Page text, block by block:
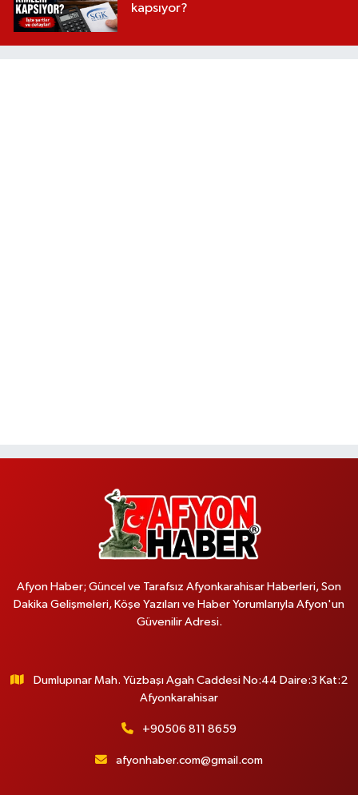
kapsıyor?
Afyon Haber; Güncel ve Tarafsız Afyonkarahisar Haberleri, Son
Dakika Gelişmeleri, Köşe Yazıları ve Haber Yorumlarıyla Afyon'un
Güvenilir Adresi.
Dumlupınar Mah. Yüzbaşı Agah Caddesi No:44 Daire:3 Kat:2
Afyonkarahisar
+90506 811 8659
afyonhaber.com@gmail.com